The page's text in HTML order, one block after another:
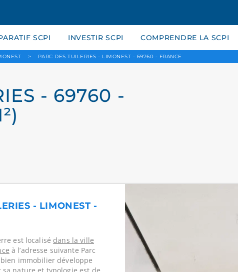
SCPI INVESTIR SCPI COMPRENDRE LA SCPI
> PARC DES TUILERIES - LIMONEST - 69760 - FRANCE
- 69760 -
- LIMONEST -
est localisé dans la ville
à l’adresse suivante Parc
immobilier développe